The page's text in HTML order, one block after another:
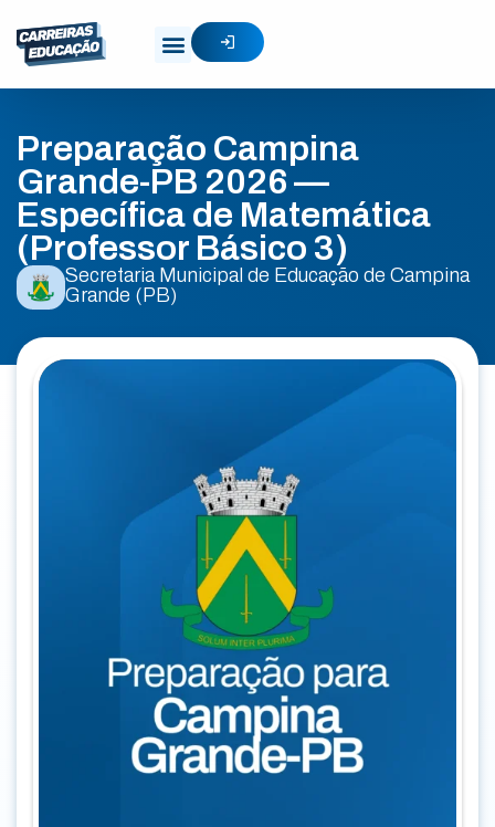
Preparação Campina
Grande-PB 2026 —
Específica de Matemática
(Professor Básico 3)
Secretaria Municipal de Educação de Campina
Grande (PB)